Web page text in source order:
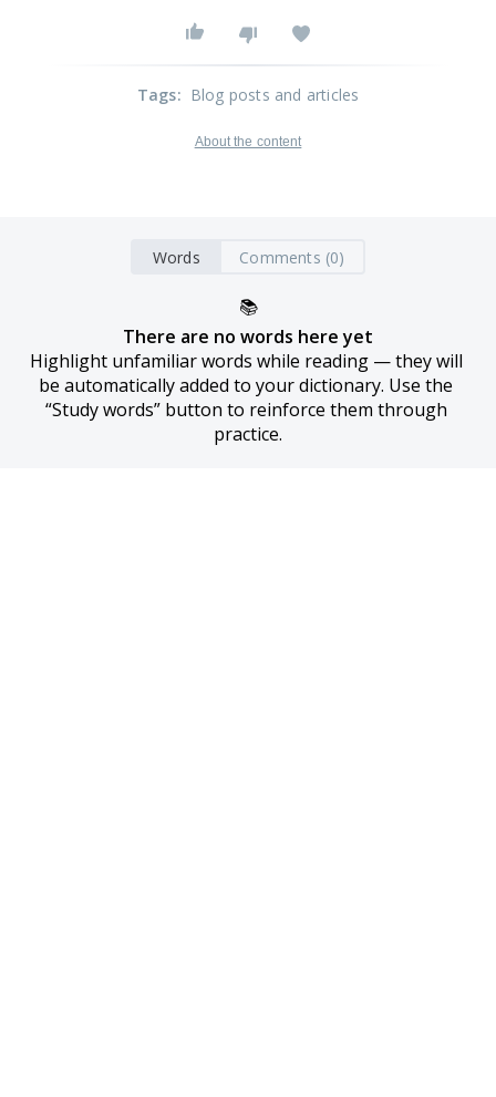
Tags: Blog posts and articles
About the content
Words Comments (0)
📚
There are no words here yet
Highlight unfamiliar words while reading — they will
be automatically added to your dictionary. Use the
“Study words” button to reinforce them through
practice.